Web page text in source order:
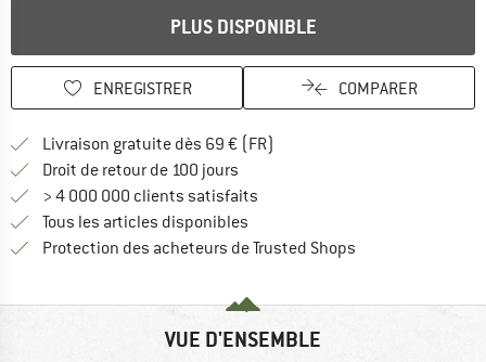
PLUS DISPONIBLE
ENREGISTRER COMPARER
Livraison gratuite dès 69 € (FR)
Droit de retour de 100 jours
> 4 000 000 clients satisfaits
Tous les articles disponibles
Protection des acheteurs de Trusted Shops
VUE D'ENSEMBLE